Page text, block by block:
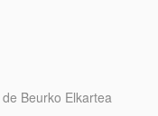
Beurko Elkartea